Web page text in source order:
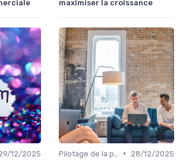
maximiser la croissance
12/2025
•
28/12/2025